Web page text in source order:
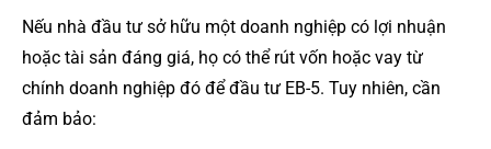
Nếu nhà đầu tư sở hữu một doanh nghiệp có lợi nhuận
hoặc tài sản đáng giá, họ có thể rút vốn hoặc vay từ
chính doanh nghiệp đó để đầu tư EB-5. Tuy nhiên, cần
đảm bảo: